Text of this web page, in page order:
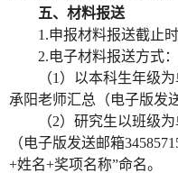
五、材料报送
1.申报材料报送截止时
2.电子材料报送方式：
（1 ）以本科生年级
承阳老师汇总（电子版发
（2）研究生以班级
（电子版发送邮箱
+姓名+奖项名称”命名。